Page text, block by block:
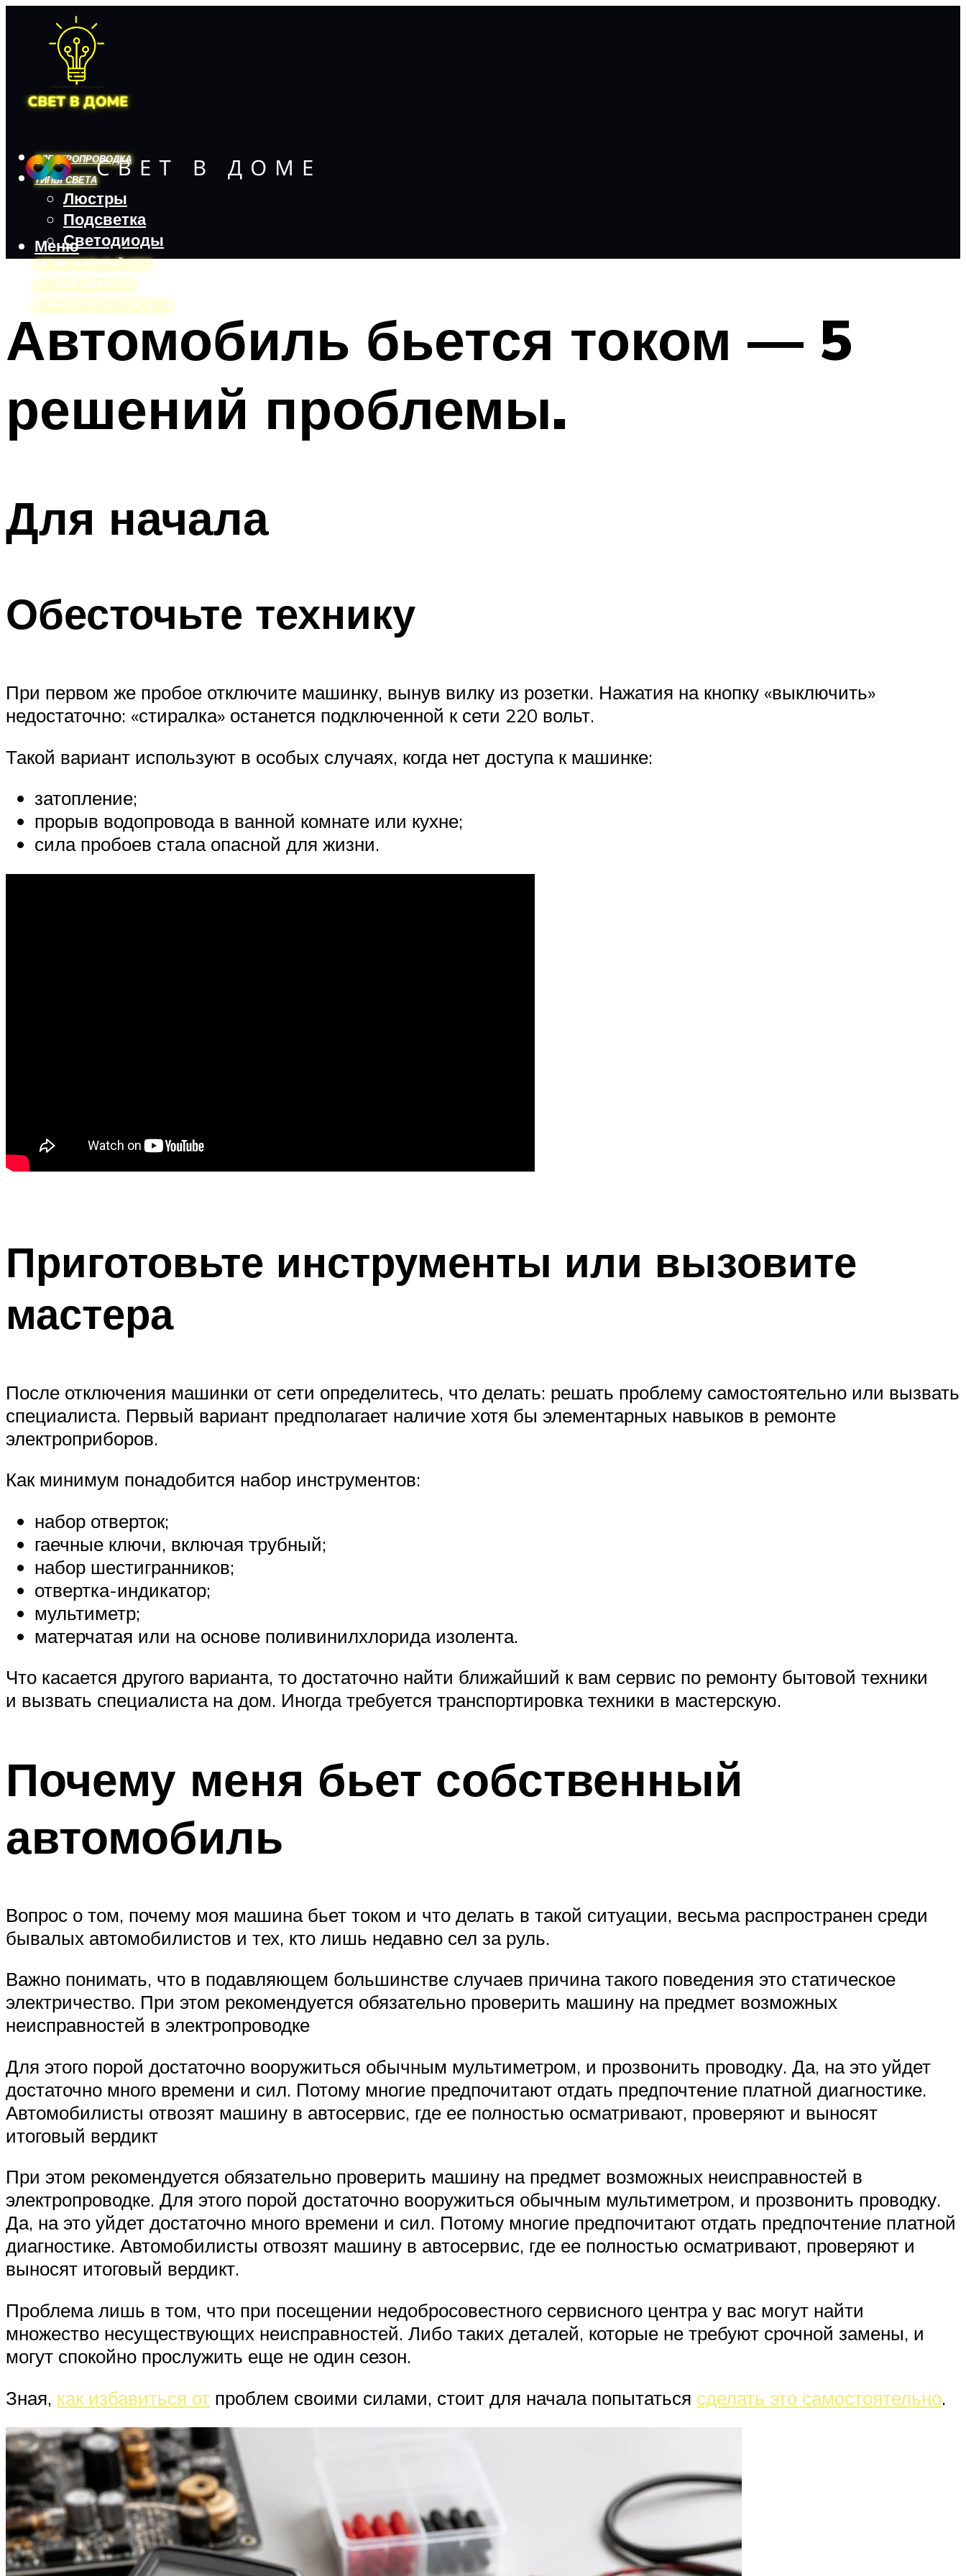
ЭЛЕКТРОПРОВОДКА
ТИПЫ СВЕТА
Люстры
Подсветка
Светодиоды
АВТОМОБИЛЬНЫЙ СВЕТ
ДАТЧИКИ ДВИЖЕНИЯ
КАЛЬКУЛЯТОРЫ И РАСЧЕТЫ
Меню
Меню
Автомобиль бьется током — 5
решений проблемы.
Для начала
Обесточьте технику
При первом же пробое отключите машинку, вынув вилку из розетки. Нажатия на кнопку «выключить»
недостаточно: «стиралка» останется подключенной к сети 220 вольт.
Такой вариант используют в особых случаях, когда нет доступа к машинке:
затопление;
прорыв водопровода в ванной комнате или кухне;
сила пробоев стала опасной для жизни.
Приготовьте инструменты или вызовите
мастера
После отключения машинки от сети определитесь, что делать: решать проблему самостоятельно или вызвать
специалиста. Первый вариант предполагает наличие хотя бы элементарных навыков в ремонте
электроприборов.
Как минимум понадобится набор инструментов:
набор отверток;
гаечные ключи, включая трубный;
набор шестигранников;
отвертка-индикатор;
мультиметр;
матерчатая или на основе поливинилхлорида изолента.
Что касается другого варианта, то достаточно найти ближайший к вам сервис по ремонту бытовой техники
и вызвать специалиста на дом. Иногда требуется транспортировка техники в мастерскую.
Почему меня бьет собственный
автомобиль
Вопрос о том, почему моя машина бьет током и что делать в такой ситуации, весьма распространен среди
бывалых автомобилистов и тех, кто лишь недавно сел за руль.
Важно понимать, что в подавляющем большинстве случаев причина такого поведения это статическое
электричество. При этом рекомендуется обязательно проверить машину на предмет возможных
неисправностей в электропроводке
Для этого порой достаточно вооружиться обычным мультиметром, и прозвонить проводку. Да, на это уйдет
достаточно много времени и сил. Потому многие предпочитают отдать предпочтение платной диагностике.
Автомобилисты отвозят машину в автосервис, где ее полностью осматривают, проверяют и выносят
итоговый вердикт
При этом рекомендуется обязательно проверить машину на предмет возможных неисправностей в
электропроводке. Для этого порой достаточно вооружиться обычным мультиметром, и прозвонить проводку.
Да, на это уйдет достаточно много времени и сил. Потому многие предпочитают отдать предпочтение платной
диагностике. Автомобилисты отвозят машину в автосервис, где ее полностью осматривают, проверяют и
выносят итоговый вердикт.
Проблема лишь в том, что при посещении недобросовестного сервисного центра у вас могут найти
множество несуществующих неисправностей. Либо таких деталей, которые не требуют срочной замены, и
могут спокойно прослужить еще не один сезон.
Зная, как избавиться от проблем своими силами, стоит для начала попытаться сделать это самостоятельно.